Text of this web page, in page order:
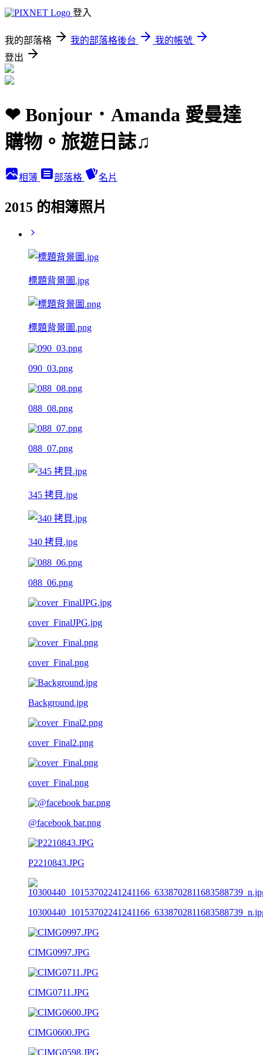
登入
我的部落格 我的部落格後台
我的帳號
登出
❤ Bonjour．Amanda 愛曼達
購物。旅遊日誌♫
相簿 部落格 名片
2015 的相簿照片
標題背景圖.jpg
標題背景圖.png
090_03.png
088_08.png
088_07.png
345 拷貝.jpg
340 拷貝.jpg
088_06.png
cover_FinalJPG.jpg
cover_Final.png
Background.jpg
cover_Final2.png
cover_Final.png
@facebook bar.png
P2210843.JPG
CIMG0997.JPG
CIMG0711.JPG
CIMG0600.JPG